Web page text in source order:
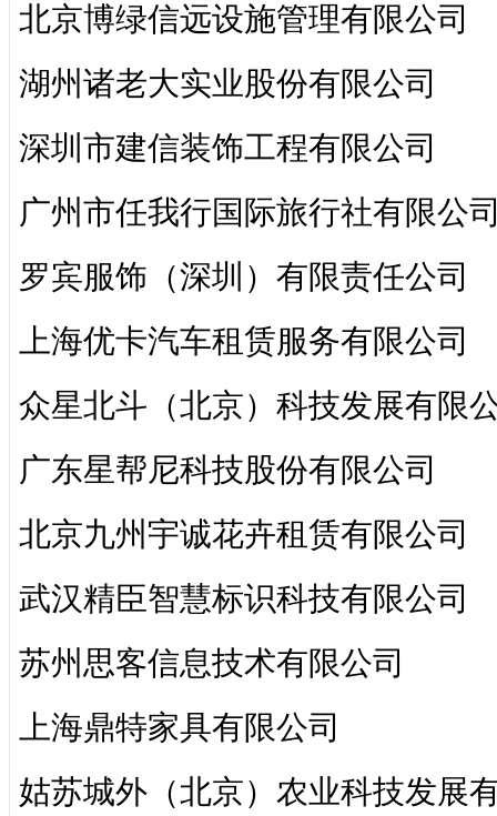
北京博绿信远设施管理有限公司
湖州诸老大实业股份有限公司
深圳市建信装饰工程有限公司
广州市任我行国际旅行社有限公
罗宾服饰（深圳）有限责任公司
上海优卡汽车租赁服务有限公司
众星北斗（北京）科技发展有限
广东星帮尼科技股份有限公司
北京九州宇诚花卉租赁有限公司
武汉精臣智慧标识科技有限公司
苏州思客信息技术有限公司
上海鼎特家具有限公司
姑苏城外（北京）农业科技发展